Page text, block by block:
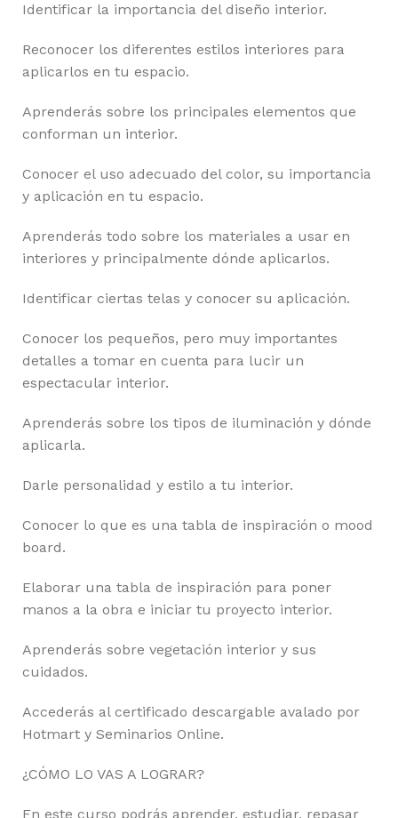
Identificar la importancia del diseño interior.
Reconocer los diferentes estilos interiores para
aplicarlos en tu espacio.
Aprenderás sobre los principales elementos que
conforman un interior.
Conocer el uso adecuado del color, su importancia
y aplicación en tu espacio.
Aprenderás todo sobre los materiales a usar en
interiores y principalmente dónde aplicarlos.
Identificar ciertas telas y conocer su aplicación.
Conocer los pequeños, pero muy importantes
detalles a tomar en cuenta para lucir un
espectacular interior.
Aprenderás sobre los tipos de iluminación y dónde
aplicarla.
Darle personalidad y estilo a tu interior.
Conocer lo que es una tabla de inspiración o mood
board.
Elaborar una tabla de inspiración para poner
manos a la obra e iniciar tu proyecto interior.
Aprenderás sobre vegetación interior y sus
cuidados.
Accederás al certificado descargable avalado por
Hotmart y Seminarios Online.
¿CÓMO LO VAS A LOGRAR?
En este curso podrás aprender, estudiar, repasar